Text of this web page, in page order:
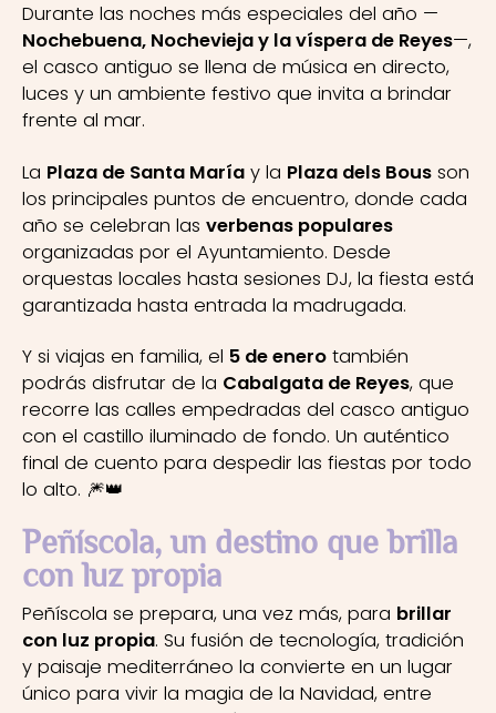
Durante las noches más especiales del año —
Nochebuena, Nochevieja y la víspera de Reyes—,
el casco antiguo se llena de música en directo,
luces y un ambiente festivo que invita a brindar
frente al mar.
La Plaza de Santa María y la Plaza dels Bous son
los principales puntos de encuentro, donde cada
año se celebran las verbenas populares
organizadas por el Ayuntamiento. Desde
orquestas locales hasta sesiones DJ, la fiesta está
garantizada hasta entrada la madrugada.
Y si viajas en familia, el 5 de enero también
podrás disfrutar de la Cabalgata de Reyes, que
recorre las calles empedradas del casco antiguo
con el castillo iluminado de fondo. Un auténtico
final de cuento para despedir las fiestas por todo
lo alto. 🎆👑
Peñíscola, un destino que brilla
con luz propia
Peñíscola se prepara, una vez más, para brillar
con luz propia. Su fusión de tecnología, tradición
y paisaje mediterráneo la convierte en un lugar
único para vivir la magia de la Navidad, entre